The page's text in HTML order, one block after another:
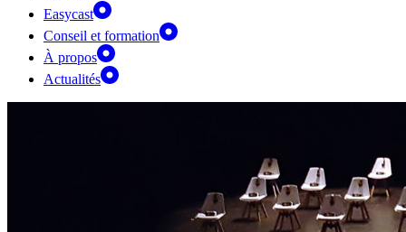
Easycast
Conseil et formation
À propos
Actualités